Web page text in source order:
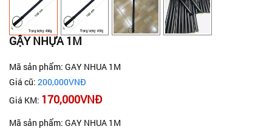
GẬY NHỰA 1M
Mã sản phẩm: GAY NHUA 1M
Giá cũ: 200,000VNĐ
Giá KM: 170,000VNĐ
Mã sản phẩm: GAY NHUA 1M